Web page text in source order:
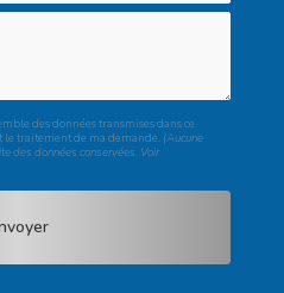
des données transmises dans ce
traitement de ma demande. (Aucune
des données conservées. Voir